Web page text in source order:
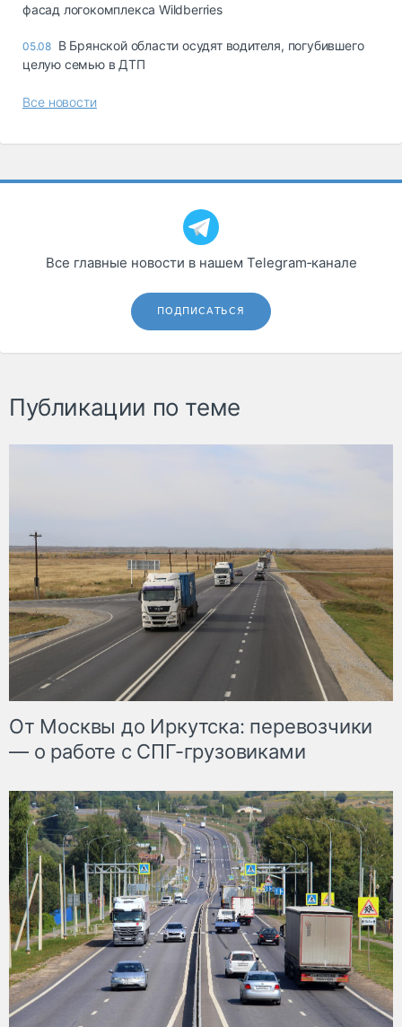
фасад логокомплекса Wildberries
05.08 В Брянской области осудят водителя, погубившего
целую семью в ДТП
Все новости
Все главные новости в нашем Telegram‑канале
ПОДПИСАТЬСЯ
Публикации по теме
От Москвы до Иркутска: перевозчики
— о работе с СПГ-грузовиками